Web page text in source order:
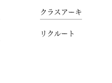
クラスアーキ
リクルート